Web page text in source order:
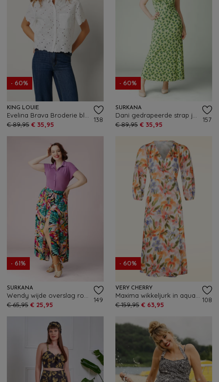
- 60%
KING LOUIE
€ 89,95 € 35,95
138
- 60%
SURKANA
€ 89,95 € 35,95
157
- 61%
SURKANA
€ 65,95 € 25,95
149
- 60%
VERY CHERRY
€ 159,95 € 63,95
108